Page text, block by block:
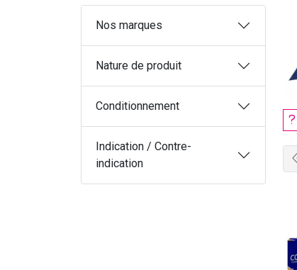
Nos marques
Nature de produit
Conditionnement
Indication / Contre-
indication